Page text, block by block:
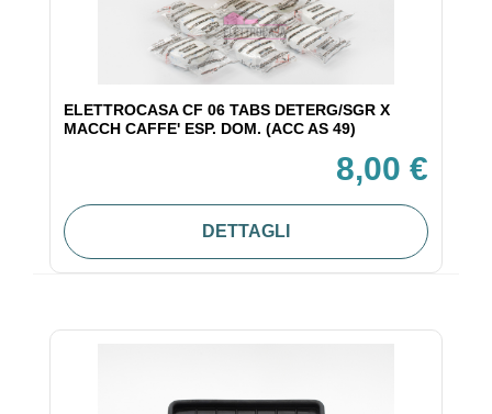
ELETTROCASA CF 06 TABS DETERG/SGR X
MACCH CAFFE' ESP. DOM. (ACC AS 49)
8,00 €
DETTAGLI